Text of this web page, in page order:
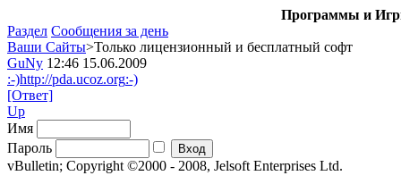
Программы и
Раздел Сообщения за день
Ваши Сайты>Только лицензионный и бесплатный софт
GuNy 12:46 15.06.2009
:-)http://pda.ucoz.org:-)
[Ответ]
Up
Имя
Пароль
vBulletin; Copyright ©2000 - 2008, Jelsoft Enterprises Ltd.